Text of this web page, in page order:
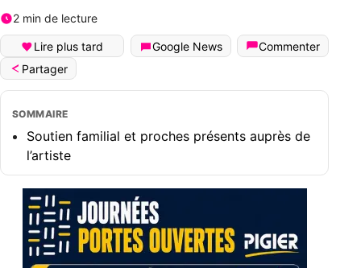
2 min de lecture
Lire plus tard Google News
Commenter
Partager
SOMMAIRE
Soutien familial et proches présents auprès de
l’artiste